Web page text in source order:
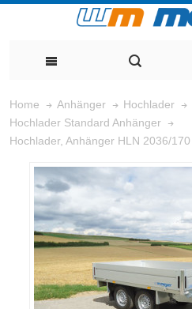
Home Anhänger
Hochlader
Hochlader Standard Anhänger
Hochlader, Anhänger HLN 2036/170